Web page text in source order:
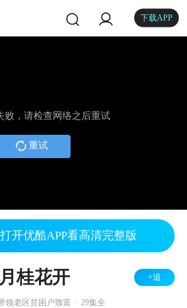
下载APP
败，请检查网络之后重试
重试
开优酷APP看高清完整版
桂花开 +追
领老区贫困户致富 29集全